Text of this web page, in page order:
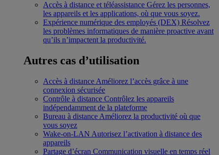
Accès à distance et téléassistance Gérez les personnes,
les appareils et les applications, où que vous soyez.
Expérience numérique des employés (DEX) Résolvez
les problèmes informatiques de manière proactive avant
qu’ils n’impactent la productivité.
Autres cas d’utilisation
Accès à distance Améliorez l’accès grâce à une
connexion sécurisée
Contrôle à distance Contrôlez les appareils
indépendamment de la plateforme
Bureau à distance Améliorez la productivité où que
vous soyez
Wake-on-LAN Autorisez l’activation à distance des
appareils
Partage d’écran Communication visuelle en temps réel